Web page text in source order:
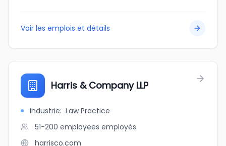
Voir les emplois et détails
Harris & Company LLP
Industrie: Law Practice
51-200 employees employés
harrisco.com